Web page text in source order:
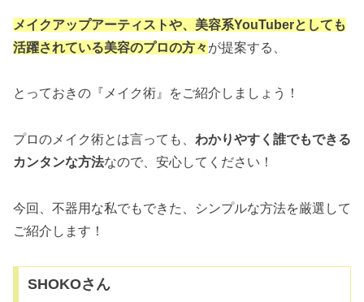
メイクアップアーティストや、美容系YouTuberとしても
活躍されている美容のプロの方々が提案する、
とっておきの『メイク術』をご紹介しましょう！
プロのメイク術とは言っても、 わかりやすく誰でもできる
カンタンな方法なので、安心してください！
今回、不器用な私でもできた、シンプルな方法を厳選して
ご紹介します！
SHOKOさん